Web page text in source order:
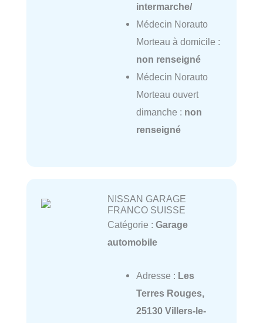
intermarche/
Médecin Norauto
Morteau à domicile :
non renseigné
Médecin Norauto
Morteau ouvert
dimanche : non
renseigné
NISSAN GARAGE
FRANCO SUISSE
Catégorie : Garage
automobile
Adresse : Les
Terres Rouges,
25130 Villers-le-